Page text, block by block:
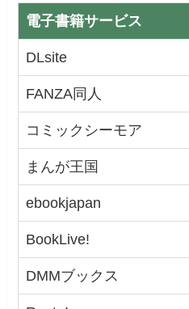
電子書籍サービス
DLsite
FANZA同人
コミックシーモア
まんが王国
ebookjapan
BookLive!
DMMブックス